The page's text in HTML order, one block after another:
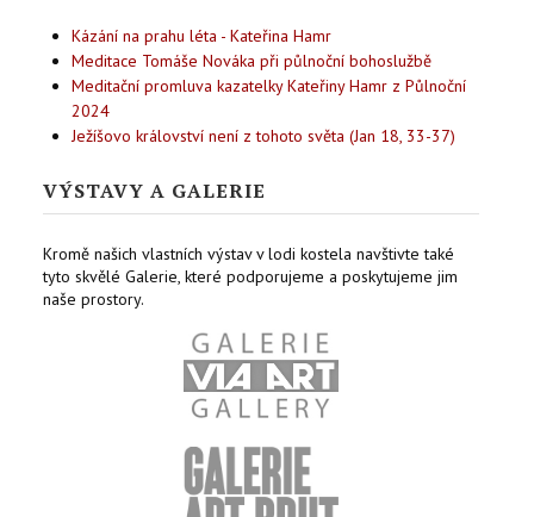
Kázání na prahu léta - Kateřina Hamr
Meditace Tomáše Nováka při půlnoční bohoslužbě
Meditační promluva kazatelky Kateřiny Hamr z Půlnoční
2024
Ježíšovo království není z tohoto světa (Jan 18, 33-37)
VÝSTAVY A GALERIE
Kromě našich vlastních výstav v lodi kostela navštivte také
tyto skvělé Galerie, které podporujeme a poskytujeme jim
naše prostory.